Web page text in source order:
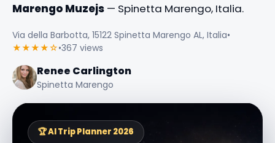
Marengo Muzejs — Spinetta Marengo, Italia.
Via della Barbotta, 15122 Spinetta Marengo AL, Italia•
★★★★☆•367 views
Renee Carlington
Spinetta Marengo
🏆 AI Trip Planner 2026